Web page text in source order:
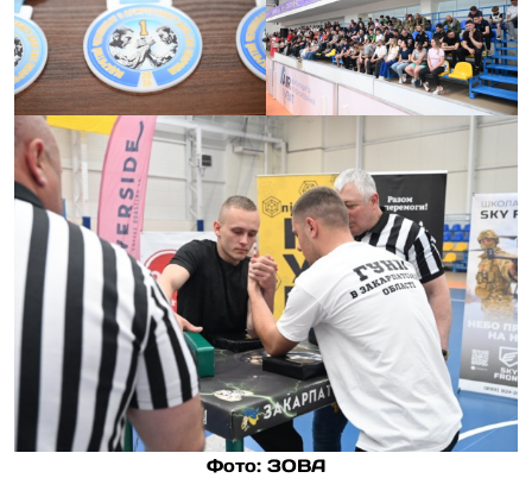
Фото: ЗОВА